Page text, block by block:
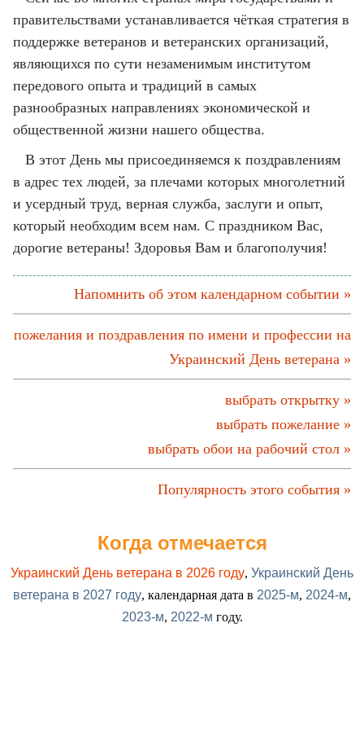
правительствами устанавливается чёткая стратегия в
поддержке ветеранов и ветеранских организаций,
являющихся по сути незаменимым институтом
передового опыта и традиций в самых
разнообразных направлениях экономической и
общественной жизни нашего общества.
В этот День мы присоединяемся к поздравлениям
в адрес тех людей, за плечами которых многолетний
и усердный труд, верная служба, заслуги и опыт,
который необходим всем нам. С праздником Вас,
дорогие ветераны! Здоровья Вам и благополучия!
Напомнить об этом календарном событии »
пожелания и поздравления по имени и профессии на
Украинский День ветерана »
выбрать открытку »
выбрать пожелание »
выбрать обои на рабочий стол »
Популярность этого события »
Когда отмечается
Украинский День ветерана в 2026 году, Украинский День
ветерана в 2027 году, календарная дата в 2025-м, 2024-м,
2023-м, 2022-м году.